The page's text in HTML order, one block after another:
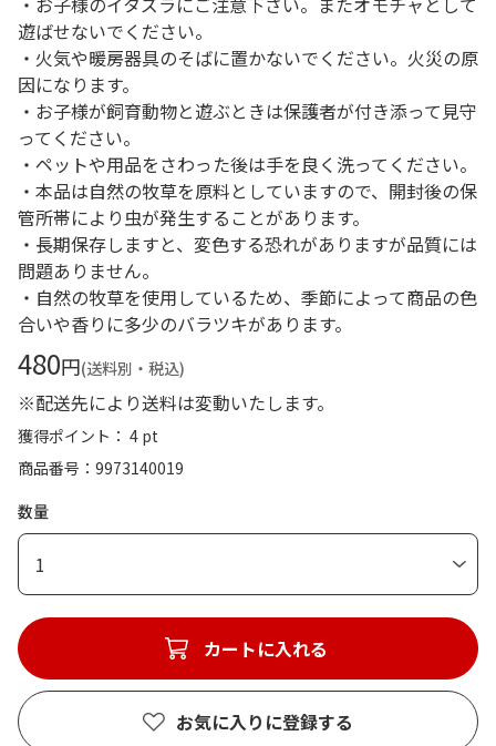
遊ばせないでください。
・火気や暖房器具のそばに置かないでください。火災の原
因になります。
・お子様が飼育動物と遊ぶときは保護者が付き添って見守
ってください。
・ペットや用品をさわった後は手を良く洗ってください。
・本品は自然の牧草を原料としていますので、開封後の保
管所帯により虫が発生することがあります。
・長期保存しますと、変色する恐れがありますが品質には
問題ありません。
・自然の牧草を使用しているため、季節によって商品の色
合いや香りに多少のバラツキがあります。
480円(送料別・税込)
※配送先により送料は変動いたします。
獲得ポイント： 4 pt
商品番号
9973140019
数量
1
カートに入れる
お気に入りに登録する